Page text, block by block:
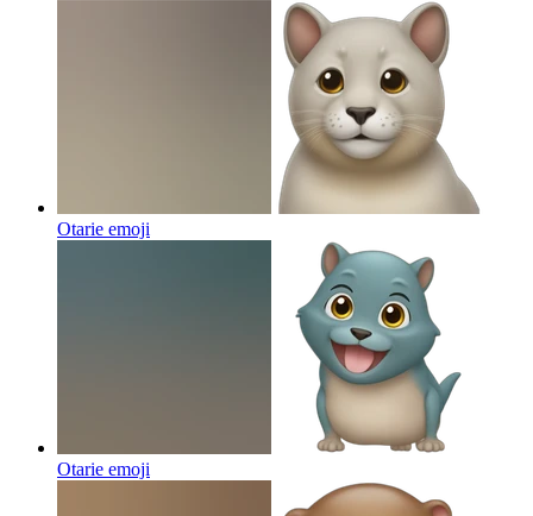
Otarie emoji
Otarie emoji